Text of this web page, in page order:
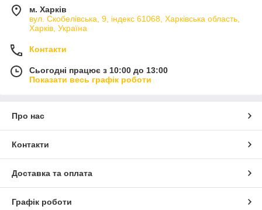
м. Харків
вул. Скобелівська, 9, індекс 61068, Харківська область,
Харків, Україна
Контакти
Сьогодні працює з 10:00 до 13:00
Показати весь графік роботи
Про нас
Контакти
Доставка та оплата
Графік роботи